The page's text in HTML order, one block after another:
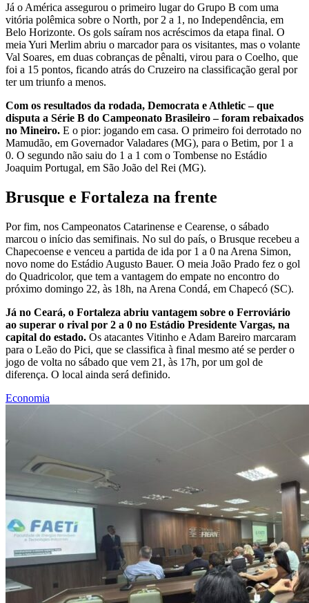
Já o América assegurou o primeiro lugar do Grupo B com uma
vitória polêmica sobre o North, por 2 a 1, no Independência, em
Belo Horizonte. Os gols saíram nos acréscimos da etapa final. O
meia Yuri Merlim abriu o marcador para os visitantes, mas o volante
Val Soares, em duas cobranças de pênalti, virou para o Coelho, que
foi a 15 pontos, ficando atrás do Cruzeiro na classificação geral por
ter um triunfo a menos.
Com os resultados da rodada, Democrata e Athletic – que
disputa a Série B do Campeonato Brasileiro – foram rebaixados
no Mineiro. E o pior: jogando em casa. O primeiro foi derrotado no
Mamudão, em Governador Valadares (MG), para o Betim, por 1 a
0. O segundo não saiu do 1 a 1 com o Tombense no Estádio
Joaquim Portugal, em São João del Rei (MG).
Brusque e Fortaleza na frente
Por fim, nos Campeonatos Catarinense e Cearense, o sábado
marcou o início das semifinais. No sul do país, o Brusque recebeu a
Chapecoense e venceu a partida de ida por 1 a 0 na Arena Simon,
novo nome do Estádio Augusto Bauer. O meia João Prado fez o gol
do Quadricolor, que tem a vantagem do empate no encontro do
próximo domingo 22, às 18h, na Arena Condá, em Chapecó (SC).
Já no Ceará, o Fortaleza abriu vantagem sobre o Ferroviário
ao superar o rival por 2 a 0 no Estádio Presidente Vargas, na
capital do estado. Os atacantes Vitinho e Adam Bareiro marcaram
para o Leão do Pici, que se classifica à final mesmo até se perder o
jogo de volta no sábado que vem 21, às 17h, por um gol de
diferença. O local ainda será definido.
Economia